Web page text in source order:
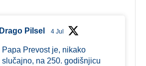
Drago Pilsel 4 Jul
Papa Prevost je, nikako
slučajno, na 250. godišnjicu